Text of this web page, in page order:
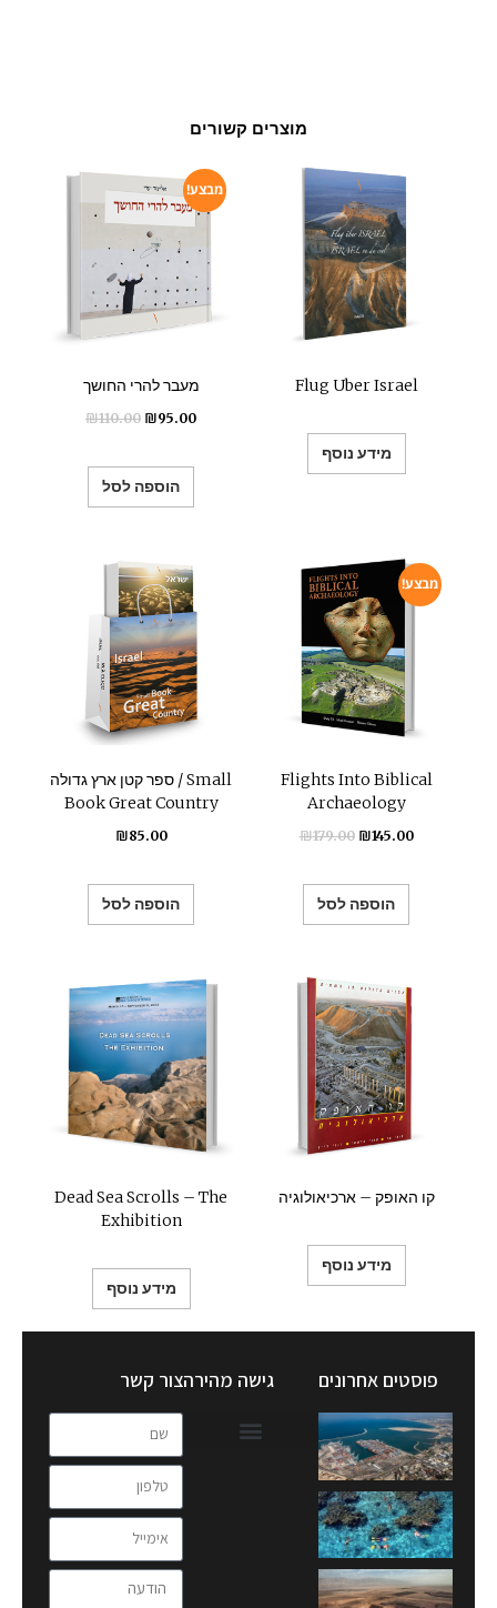
מוצרים קשורים
מבצע!
מעבר להרי החושך
₪110.00 ₪95.00
הוספה לסל
Flug Uber Israel
מידע נוסף
ספר קטן ארץ גדולה / Small
Book Great Country
₪85.00
הוספה לסל
מבצע!
Flights Into Biblical
Archaeology
₪179.00 ₪145.00
הוספה לסל
Dead Sea Scrolls – The
Exhibition
מידע נוסף
קו האופק – ארכיאולוגיה
מידע נוסף
פוסטים אחרונים גישה מהירהצור קשר